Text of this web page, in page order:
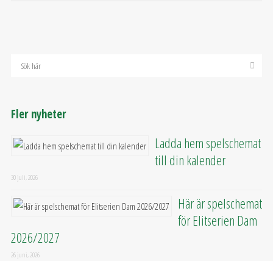
Fler nyheter
Ladda hem spelschemat
till din kalender
30 juli, 2026
Här är spelschemat
för Elitserien Dam
2026/2027
26 juni, 2026